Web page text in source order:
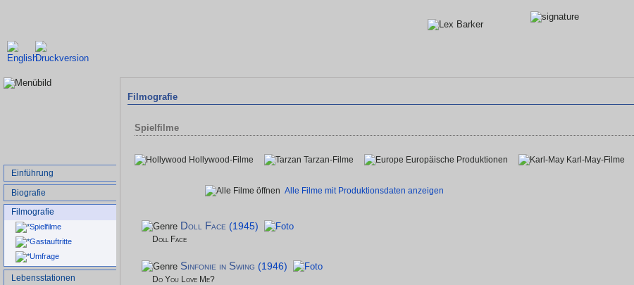
Einführung
Biografie
Filmografie
Spielfilme
Gastauftritte
Umfrage
Lebensstationen
Filmografie
Spielfilme
Hollywood-Filme Tarzan-Filme Europäische Produktionen Karl-May-Filme
Alle Filme mit Produktionsdaten anzeigen
Doll Face (1945)
Doll Face
Sinfonie in Swing (1946)
Do You Love Me?